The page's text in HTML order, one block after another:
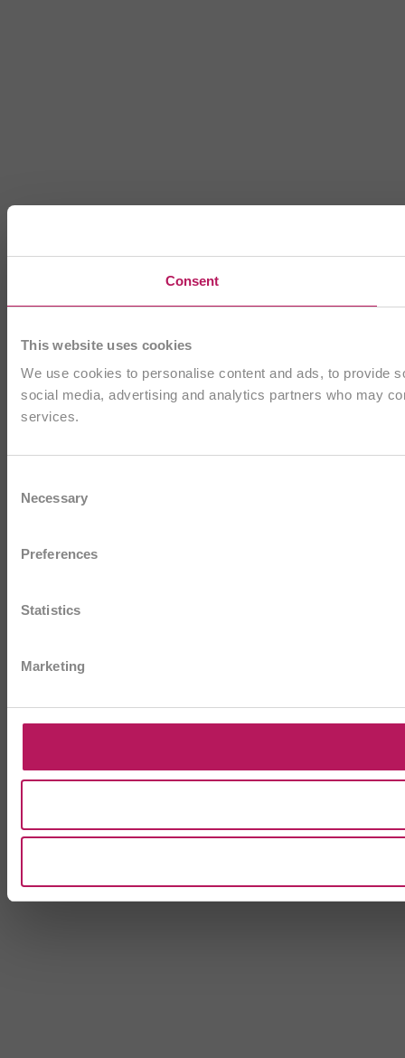
Consent
This website uses cookies
We use cookies to personalise content and ads, to provide
social media, advertising and analytics partners who may
services.
Selection
Necessary
Preferences
Statistics
Marketing